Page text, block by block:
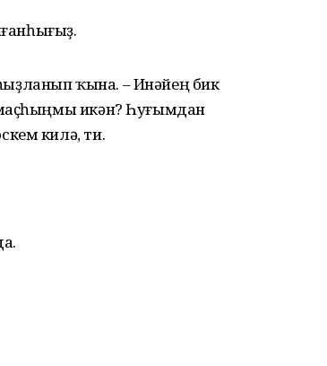
ҡына. – Инәйең бик
икән? Һуғымдан
килә, ти.